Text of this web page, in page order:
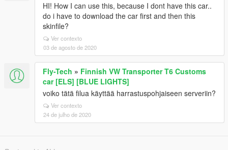
HI! How I can use this, because I dont have this car..
do i have to download the car first and then this
skinfile?
Ver contexto
03 de agosto de 2020
Fly-Tech » Finnish VW Transporter T6 Customs
car [ELS] [BLUE LIGHTS]
voiko tätä filua käyttää harrastuspohjaiseen serveriin?
Ver contexto
24 de julho de 2020